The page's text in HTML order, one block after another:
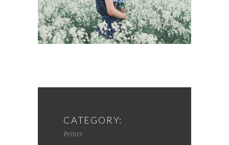
CATEGORY:
Prints